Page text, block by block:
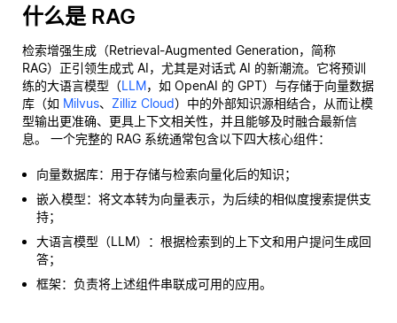
什么是 RAG
检索增强生成（Retrieval-Augmented Generation，简称
RAG）正引领生成式 AI，尤其是对话式 AI 的新潮流。它将预训
练的大语言模型（LLM，如 OpenAI 的 GPT）与存储于向量数据
库（如 Milvus、 Zilliz Cloud）中的外部知识源相结合，从而让模
型输出更准确、更具上下文相关性，并且能够及时融合最新信
息。 一个完整的 RAG 系统通常包含以下四大核心组件：
向量数据库：用于存储与检索向量化后的知识；
嵌入模型：将文本转为向量表示，为后续的相似度搜索提供支
持；
大语言模型（LLM）：根据检索到的上下文和用户提问生成回
答；
框架：负责将上述组件串联成可用的应用。